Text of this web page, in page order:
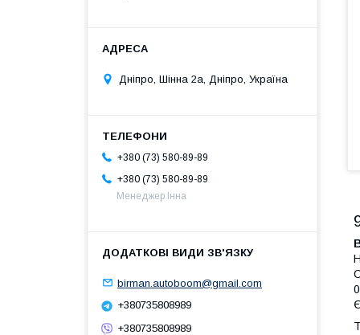
Дніпро, Шінна 2а, Дніпро, Україна
+380 (73) 580-89-89
+380 (73) 580-89-89
Менеджер Інна
birman.autoboom@gmail.com
+380735808989
+380735808989